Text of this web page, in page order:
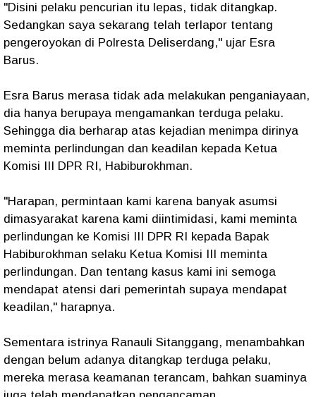
"Disini pelaku pencurian itu lepas, tidak ditangkap.
Sedangkan saya sekarang telah terlapor tentang
pengeroyokan di Polresta Deliserdang," ujar Esra
Barus.
Esra Barus merasa tidak ada melakukan penganiayaan,
dia hanya berupaya mengamankan terduga pelaku.
Sehingga dia berharap atas kejadian menimpa dirinya
meminta perlindungan dan keadilan kepada Ketua
Komisi III DPR RI, Habiburokhman.
"Harapan, permintaan kami karena banyak asumsi
dimasyarakat karena kami diintimidasi, kami meminta
perlindungan ke Komisi III DPR RI kepada Bapak
Habiburokhman selaku Ketua Komisi III meminta
perlindungan. Dan tentang kasus kami ini semoga
mendapat atensi dari pemerintah supaya mendapat
keadilan," harapnya.
Sementara istrinya Ranauli Sitanggang, menambahkan
dengan belum adanya ditangkap terduga pelaku,
mereka merasa keamanan terancam, bahkan suaminya